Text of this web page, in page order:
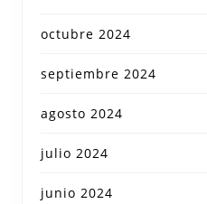
octubre 2024
septiembre 2024
agosto 2024
julio 2024
junio 2024